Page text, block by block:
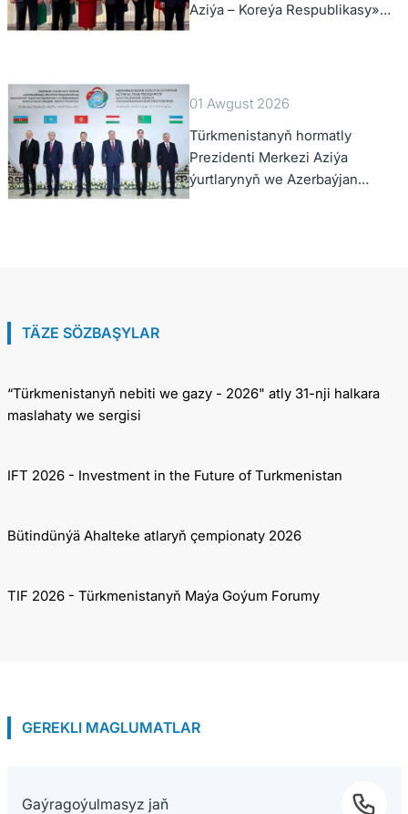
Aziýa – Koreýa Respublikasy»
hyzmatdaşlyk forumynyň ýokary
01 Awgust 2026
Türkmenistanyň hormatly
Prezidenti Merkezi Aziýa
ýurtlarynyň we Azerbaýjan
Respublikasynyň döwlet
TÄZE SÖZBAŞYLAR
“Türkmenistanyň nebiti we gazy - 2026" atly 31-nji halkara
maslahaty we sergisi
IFT 2026 - Investment in the Future of Turkmenistan
Bütindünýä Ahalteke atlaryň çempionaty 2026
TIF 2026 - Türkmenistanyň Maýa Goýum Forumy
GEREKLI MAGLUMATLAR
Gaýragoýulmasyz jaň